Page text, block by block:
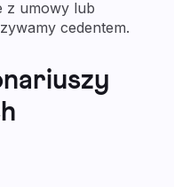
z umowy lub
cedentem.